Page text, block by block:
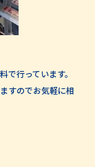
行っています。
すのでお気軽に相